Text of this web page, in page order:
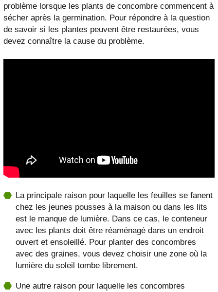
problème lorsque les plants de concombre commencent à
sécher après la germination. Pour répondre à la question
de savoir si les plantes peuvent être restaurées, vous
devez connaître la cause du problème.
La principale raison pour laquelle les feuilles se fanent
chez les jeunes pousses à la maison ou dans les lits
est le manque de lumière. Dans ce cas, le conteneur
avec les plants doit être réaménagé dans un endroit
ouvert et ensoleillé. Pour planter des concombres
avec des graines, vous devez choisir une zone où la
lumière du soleil tombe librement.
Une autre raison pour laquelle les concombres